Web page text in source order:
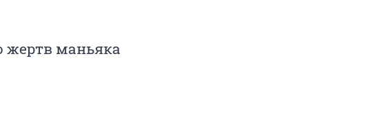
жертв маньяка